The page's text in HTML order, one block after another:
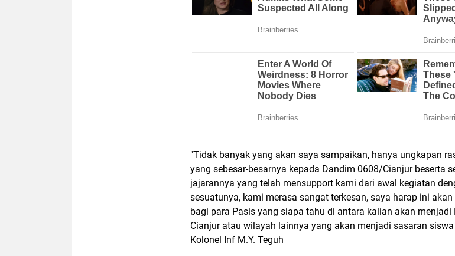
"Tidak banyak yang akan saya sampaikan, hanya ungkapan
yang sebesar-besarnya kepada Dandim 0608/Cianjur beserta
jajarannya yang telah mensupport kami dari awal kegiatan
sesuatunya, kami merasa sangat terkesan, saya harap ini
bagi para Pasis yang siapa tahu di antara kalian akan menjadi
Cianjur atau wilayah lainnya yang akan menjadi sasaran
Kolonel Inf M.Y. Teguh